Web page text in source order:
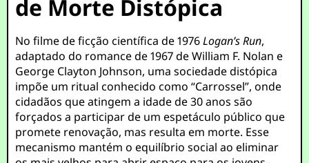
de Morte Distópica
No filme de ficção científica de 1976Logan’s Run,
adaptado do romance de 1967 de William F. Nolan e
George Clayton Johnson, uma sociedade distópica
impõe um ritual conhecido como “Carrossel”, onde
cidadãos que atingem a idade de 30 anos são
forçados a participar de um espetáculo público que
promete renovação, mas resulta em morte. Esse
mecanismo mantém o equilíbrio social ao eliminar